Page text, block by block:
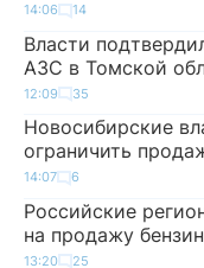
14:06 14
Власти
АЗС в Томской
12:09 35
Новосибирские
ограничить
14:07 6
Российские
на продажу
13:20 25